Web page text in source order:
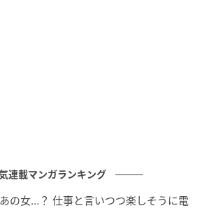
連載マンガランキング
の女…？ 仕事と言いつつ楽しそうに電